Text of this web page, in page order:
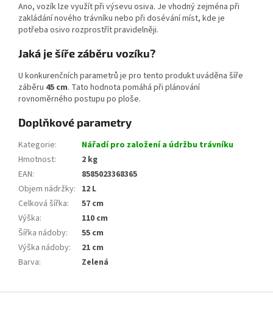
Ano, vozík lze využít při výsevu osiva. Je vhodný zejména při
zakládání nového trávníku nebo při dosévání míst, kde je
potřeba osivo rozprostřít pravidelněji.
Jaká je šíře záběru vozíku?
U konkurenčních parametrů je pro tento produkt uváděna šíře
záběru 45 cm. Tato hodnota pomáhá při plánování
rovnoměrného postupu po ploše.
Doplňkové parametry
Kategorie:
Nářadí pro založení a údržbu trávníku
Hmotnost:
2 kg
EAN:
8585023368365
Objem nádržky: 12 L
Celková šířka:
57 cm
Výška:
110 cm
Šířka nádoby:
55 cm
Výška nádoby:
21 cm
Barva: Zelená